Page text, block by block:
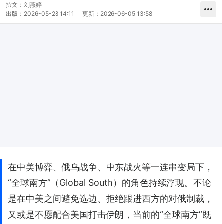
撰文： 刘燕婷
出版： 2026-05-28 14:11 更新： 2026-06-05 13:58
在中美博弈、俄乌战争、中东战火等一连串变局下，
“全球南方”（Global South）的角色持续浮现。不论
是在中美之间避免选边、拒绝跟进西方的对俄制裁，
又或是不愿配合美国打击伊朗，当前的“全球南方”既